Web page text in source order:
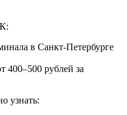
в Санкт-Петербурге
400–500 рублей за
узнать: